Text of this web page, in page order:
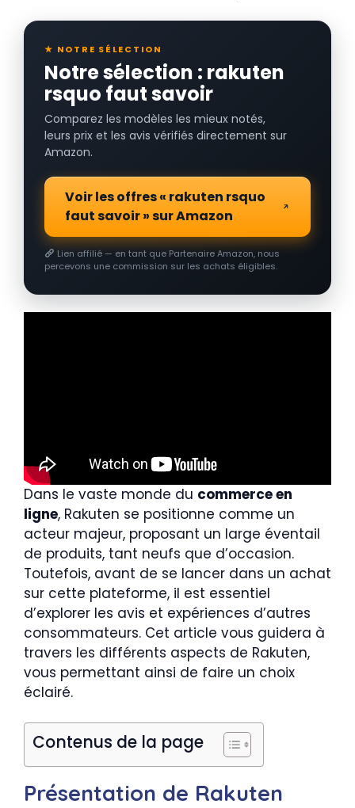
★ NOTRE SÉLECTION
Notre sélection : rakuten
rsquo faut savoir
Comparez les modèles les mieux notés,
leurs prix et les avis vérifiés directement sur
Amazon.
Voir les offres « rakuten rsquo
faut savoir » sur Amazon
Lien affilié — en tant que Partenaire Amazon, nous
percevons une commission sur les achats éligibles.
Dans le vaste monde du commerce en
ligne, Rakuten se positionne comme un
acteur majeur, proposant un large éventail
de produits, tant neufs que d’occasion.
Toutefois, avant de se lancer dans un achat
sur cette plateforme, il est essentiel
d’explorer les avis et expériences d’autres
consommateurs. Cet article vous guidera à
travers les différents aspects de Rakuten,
vous permettant ainsi de faire un choix
éclairé.
Contenus de la page
Présentation de Rakuten